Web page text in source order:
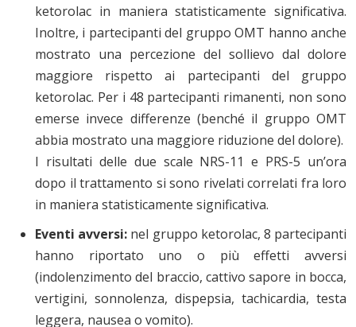
ketorolac in maniera statisticamente significativa.
Inoltre, i partecipanti del gruppo OMT hanno anche
mostrato una percezione del sollievo dal dolore
maggiore rispetto ai partecipanti del gruppo
ketorolac. Per i 48 partecipanti rimanenti, non sono
emerse invece differenze (benché il gruppo OMT
abbia mostrato una maggiore riduzione del dolore).
I risultati delle due scale NRS-11 e PRS-5 un’ora
dopo il trattamento si sono rivelati correlati fra loro
in maniera statisticamente significativa.
Eventi avversi: nel gruppo ketorolac, 8 partecipanti
hanno riportato uno o più effetti avversi
(indolenzimento del braccio, cattivo sapore in bocca,
vertigini, sonnolenza, dispepsia, tachicardia, testa
leggera, nausea o vomito).